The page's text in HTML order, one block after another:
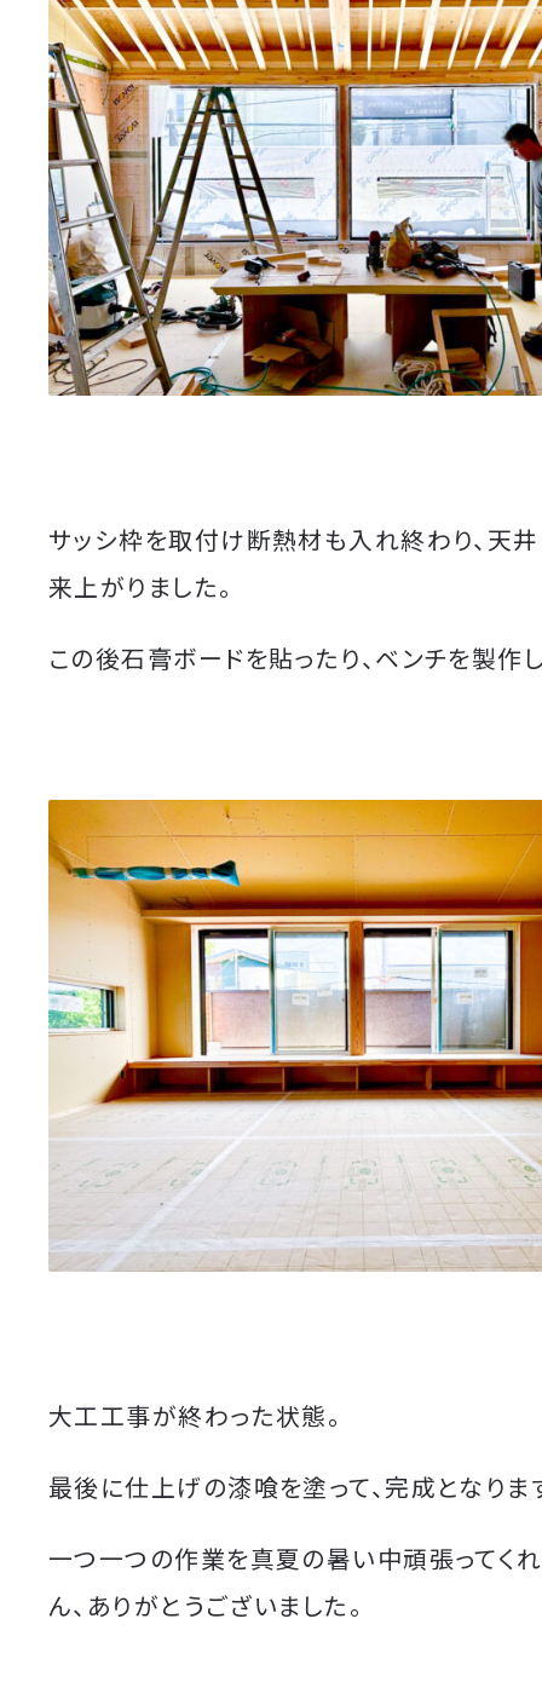
サッシ枠を取付け断熱材も入れ終わり、天
来上がりました。
この後石膏ボードを貼ったり、ベンチを製作
大工工事が終わった状態。
最後に仕上げの漆喰を塗って、完成となりま
一つ一つの作業を真夏の暑い中頑張ってく
ん、ありがとうございました。